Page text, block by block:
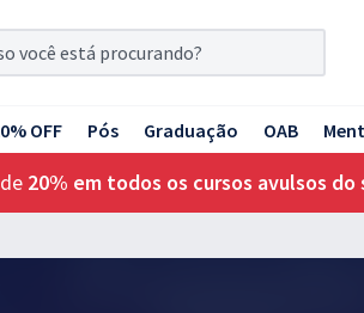
OFF Pós Graduação OAB
20% em todos os cursos avulsos do